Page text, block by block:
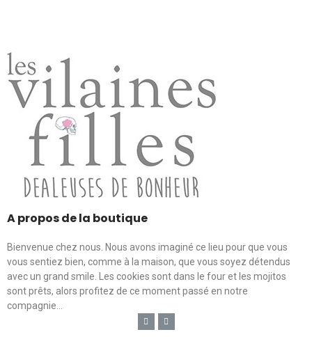
A propos de la boutique
Bienvenue chez nous. Nous avons imaginé ce lieu pour que vous
vous sentiez bien, comme à la maison, que vous soyez détendus
avec un grand smile. Les cookies sont dans le four et les mojitos
sont prêts, alors profitez de ce moment passé en notre
compagnie...